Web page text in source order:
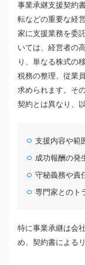
事業承継支援契約
転などの重要な経
家に支援業務を委
いては、経営者の
り、単なる株式の
税務の整理、従業
求められます。そ
契約とは異なり、
支援内容や範
成功報酬の発
守秘義務や責
専門家とのト
特に事業承継は会
め、契約書による